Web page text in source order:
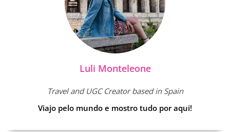
Luli Monteleone
Travel and UGC Creator based in Spain
Viajo pelo mundo e mostro tudo por aqui!